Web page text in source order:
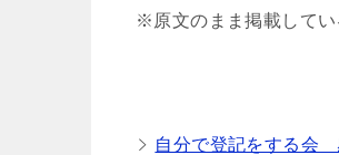
※原文のまま掲載してい
自分で登記をする会